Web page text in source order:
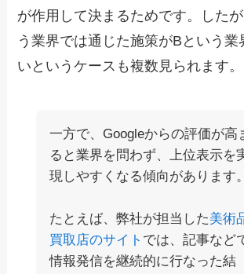
が作用して決まるためです。した
う業界では通じた施策がBという業
いというケースも複数見られます。
一方で、Googleからの評価が高
ると業界を問わず、上位表示を
現しやすくなる傾向があります。
たとえば、弊社が担当した美術
買取店のサイト では、記事など
情報発信を継続的に行なった結